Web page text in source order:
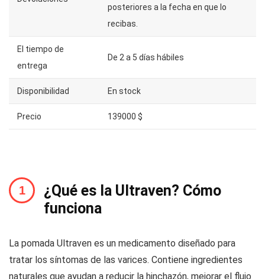
posteriores a la fecha en que lo
recibas.
El tiempo de
entrega
De 2 a 5 días hábiles
Disponibilidad En stock
Precio 139000 $
¿Qué es la Ultraven? Cómo
funciona
La pomada Ultraven es un medicamento diseñado para
tratar los síntomas de las varices. Contiene ingredientes
naturales que ayudan a reducir la hinchazón, mejorar el flujo